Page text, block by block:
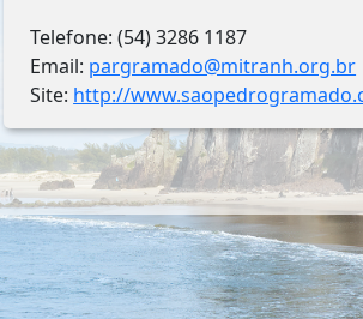
Telefone: (54) 3286 1187
Email: pargramado@mitranh.org.br
Site: http://